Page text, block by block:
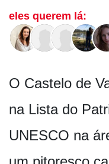
eles querem lá:
O Castelo de
na Lista do
UNESCO na